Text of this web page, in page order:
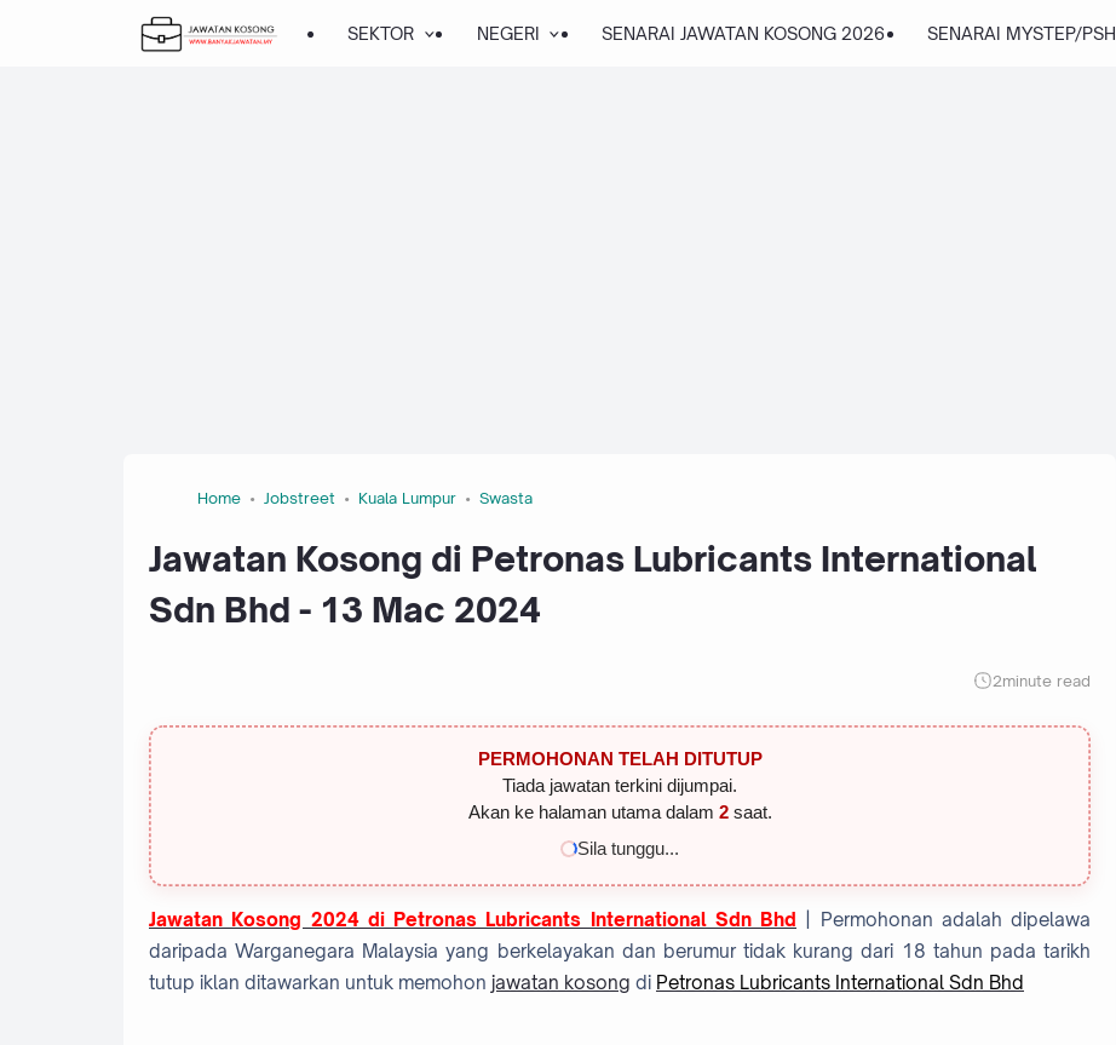
SEKTOR NEGERI SENARAI JAWATAN KOSONG 2026 SENARAI MYSTEP/PSH
Home Jobstreet Kuala Lumpur Swasta
Jawatan Kosong di Petronas Lubricants International
Sdn Bhd - 13 Mac 2024
2minute read
PERMOHONAN TELAH DITUTUP
Tiada jawatan terkini dijumpai.
Akan ke halaman utama dalam 1saat.
Sila tunggu...
Jawatan Kosong 2024 di Petronas Lubricants International Sdn Bhd | Permohonan adalah dipelawa
daripada Warganegara Malaysia yang berkelayakan dan berumur tidak kurang dari 18 tahun pada tarikh
tutup iklan ditawarkan untuk memohon jawatan kosong di Petronas Lubricants International Sdn Bhd